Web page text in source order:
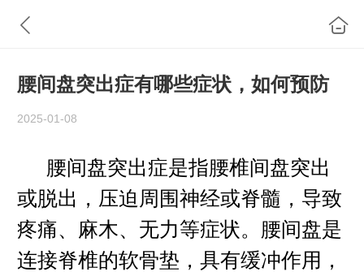
腰间盘突出症有哪些症状，如何预防
2025-01-08
腰间盘突出症是指腰椎间盘突出
或脱出，压迫周围神经或脊髓，导致
疼痛、麻木、无力等症状。腰间盘是
连接脊椎的软骨垫，具有缓冲作用，